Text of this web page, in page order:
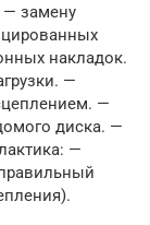
— замену
накладок.
—
—
диска. —
—